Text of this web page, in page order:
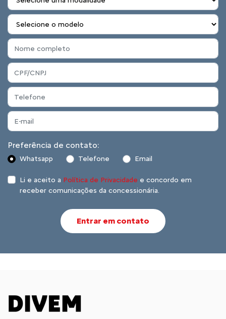
Preferência de contato:
Whatsapp Telefone Email
Li e aceito a Política de Privacidade e concordo em
receber comunicações da concessionária.
Entrar em contato